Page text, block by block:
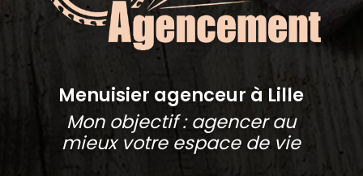
Menuisier agenceur à Lille
Mon objectif : agencer au
mieux votre espace de vie